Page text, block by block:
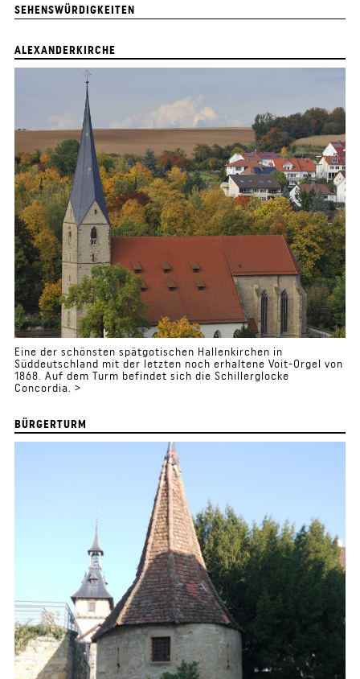
SEHENSWÜRDIGKEITEN
ALEXANDERKIRCHE
Eine der schönsten spätgotischen Hallenkirchen in
Süddeutschland mit der letzten noch erhaltene Voit-Orgel von
1868. Auf dem Turm befindet sich die Schillerglocke
Concordia. >
BÜRGERTURM